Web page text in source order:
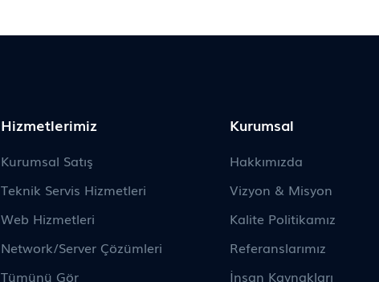
Hizmetlerimiz
Kurumsal Satış
Teknik Servis Hizmetleri
Web Hizmetleri
Network/Server Çözümleri
Tümünü Gör
Kurumsal
Hakkımızda
Vizyon & Misyon
Kalite Politikamız
Referanslarımız
İnsan Kaynakları